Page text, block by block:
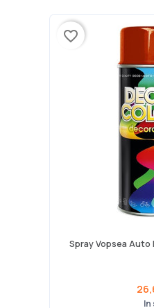
Spray Vopsea Auto
In
favorite_border